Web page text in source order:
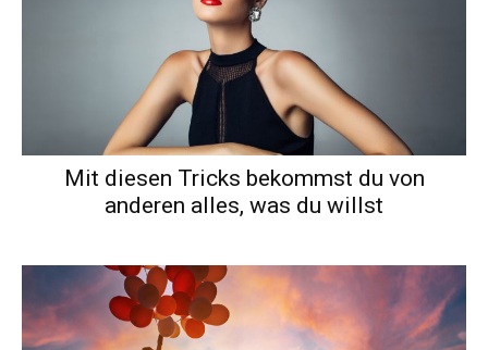
Mit diesen Tricks bekommst du von
anderen alles, was du willst